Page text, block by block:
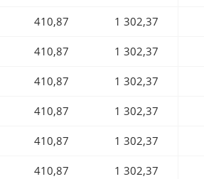
410,87 1 302,37
410,87 1 302,37
410,87 1 302,37
410,87 1 302,37
410,87 1 302,37
410,87 1 302,37